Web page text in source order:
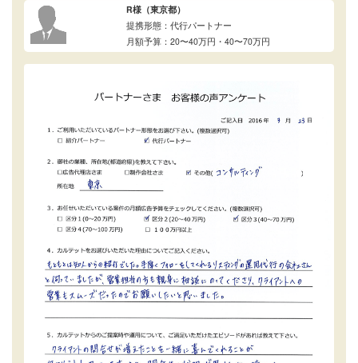
R様（東京都）
提携形態：代行パートナー
月額予算：20〜40万円・40〜70万円